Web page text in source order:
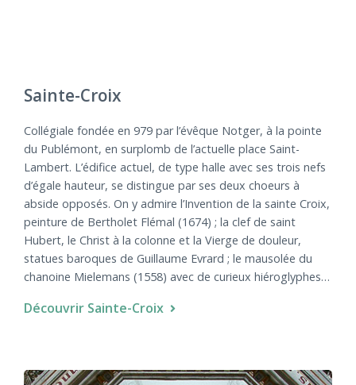
Sainte-Croix
Collégiale fondée en 979 par l’évêque Notger, à la pointe
du Publémont, en surplomb de l’actuelle place Saint-
Lambert. L’édifice actuel, de type halle avec ses trois nefs
d’égale hauteur, se distingue par ses deux choeurs à
abside opposés. On y admire l’Invention de la sainte Croix,
peinture de Bertholet Flémal (1674) ; la clef de saint
Hubert, le Christ à la colonne et la Vierge de douleur,
statues baroques de Guillaume Evrard ; le mausolée du
chanoine Mielemans (1558) avec de curieux hiéroglyphes…
Découvrir Sainte-Croix